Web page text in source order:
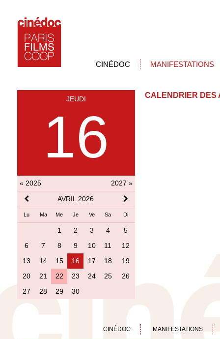
CINÉDOC MANIFESTATIONS
JEUDI
16
« 2025
2027 »
AVRIL 2026
Lu Ma Me Je Ve Sa Di
1 2 3 4
5
6
7 8 9 10 11
12
13
14 15 16 17 18
19
20
21 22 23 24 25
26
27
28 29 30
CALENDRIER DES
CINÉDOC MANIFESTATIONS